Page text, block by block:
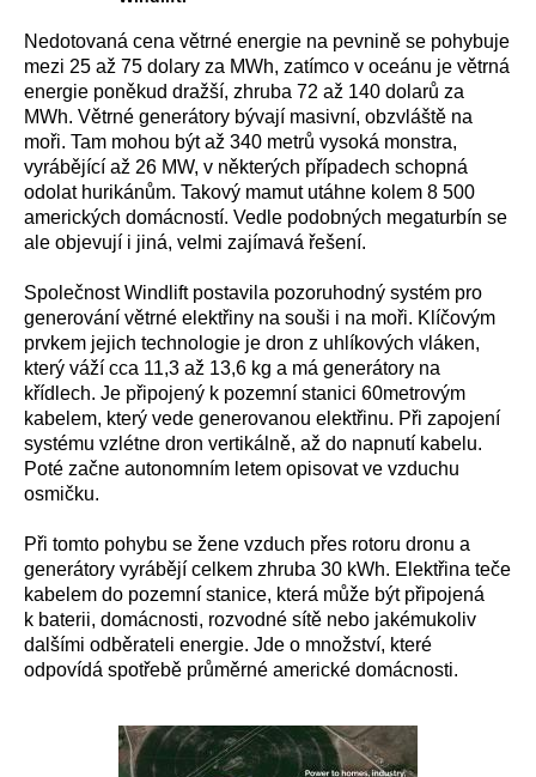
Nedotovaná cena větrné energie na pevnině se pohybuje
mezi 25 až 75 dolary za MWh, zatímco v oceánu je větrná
energie poněkud dražší, zhruba 72 až 140 dolarů za
MWh. Větrné generátory bývají masivní, obzvláště na
moři. Tam mohou být až 340 metrů vysoká monstra,
vyrábějící až 26 MW, v některých případech schopná
odolat hurikánům. Takový mamut utáhne kolem 8 500
amerických domácností. Vedle podobných megaturbín se
ale objevují i jiná, velmi zajímavá řešení.
Společnost Windlift postavila pozoruhodný systém pro
generování větrné elektřiny na souši i na moři. Klíčovým
prvkem jejich technologie je dron z uhlíkových vláken,
který váží cca 11,3 až 13,6 kg a má generátory na
křídlech. Je připojený k pozemní stanici 60metrovým
kabelem, který vede generovanou elektřinu. Při zapojení
systému vzlétne dron vertikálně, až do napnutí kabelu.
Poté začne autonomním letem opisovat ve vzduchu
osmičku.
Při tomto pohybu se žene vzduch přes rotoru dronu a
generátory vyrábějí celkem zhruba 30 kWh. Elektřina teče
kabelem do pozemní stanice, která může být připojená
k baterii, domácnosti, rozvodné sítě nebo jakémukoliv
dalšími odběrateli energie. Jde o množství, které
odpovídá spotřebě průměrné americké domácnosti.